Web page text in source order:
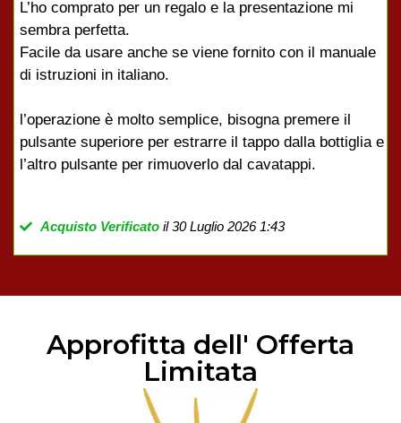
L’ho comprato per un regalo e la presentazione mi
sembra perfetta.
Facile da usare anche se viene fornito con il manuale
di istruzioni in italiano.
l’operazione è molto semplice, bisogna premere il
pulsante superiore per estrarre il tappo dalla bottiglia e
l’altro pulsante per rimuoverlo dal cavatappi.
Acquisto Verificatoil 30 Luglio 2026 1:43
Approfitta dell' Offerta
Limitata